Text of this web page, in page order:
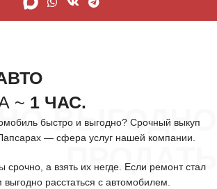
ВЫГОДНО
ПРОДАТЬ
~ 1 ЧАС.
быстро и выгодно? Срочный выкуп
— сфера услуг нашей компании.
срочно, а взять их негде. Если ремонт стал
расстаться с автомобилем.